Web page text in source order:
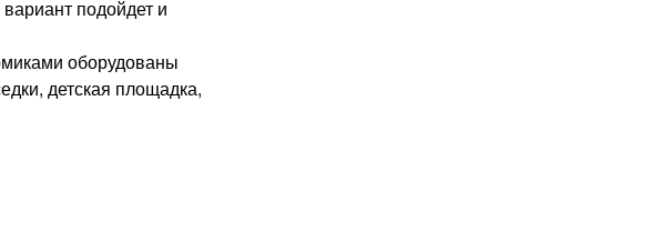
подойдет и
оборудованы
детская площадка,